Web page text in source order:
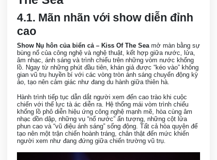
4.1. Mãn nhãn với show diễn đỉnh
cao
Show Nụ hôn của biển cả – Kiss Of The Sea mở màn bằng sự
bùng nổ của công nghệ và nghệ thuật, kết hợp giữa nước, lửa,
âm nhạc, ánh sáng và trình chiếu trên những vòm nước khổng
lồ. Ngay từ những phút đầu tiên, khán giả được “kéo vào” không
gian vũ trụ huyền bí với các vòng tròn ánh sáng chuyển động kỳ
ảo, tạo nên cảm giác như đang du hành giữa thiên hà.
Hành trình tiếp tục dẫn dắt người xem đến cao trào khi cuộc
chiến với thế lực tà ác diễn ra. Hệ thống mái vòm trình chiếu
khổng lồ phô diễn hiệu ứng công nghệ mạnh mẽ, hòa cùng âm
nhạc dồn dập, những vụ “nổ nước” ấn tượng, những cột lửa
phun cao và “vũ điệu ánh sáng” sống động. Tất cả hòa quyện để
tạo nên một trận chiến hoành tráng, chân thật đến mức khiến
người xem như đang đứng giữa chiến trường vũ trụ.